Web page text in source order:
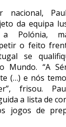
nacional,
da equipa
a Polónia,
o feito
se
Mundo. “A
(…) e nós
frisou.
a lista de
jogos de